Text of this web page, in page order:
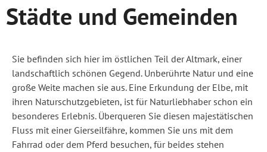
Städte und Gemeinden
Sie befinden sich hier im östlichen Teil der Altmark, einer
landschaftlich schönen Gegend. Unberührte Natur und eine
große Weite machen sie aus. Eine Erkundung der Elbe, mit
ihren Naturschutzgebieten, ist für Naturliebhaber schon ein
besonderes Erlebnis. Überqueren Sie diesen majestätischen
Fluss mit einer Gierseilfähre, kommen Sie uns mit dem
Fahrrad oder dem Pferd besuchen, für beides stehen